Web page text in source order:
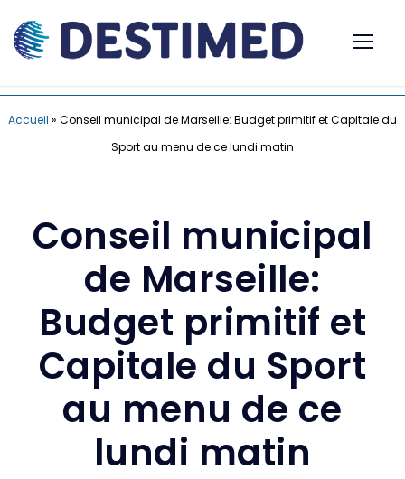
Accueil » Conseil municipal de Marseille: Budget primitif et Capitale du
Sport au menu de ce lundi matin
Conseil municipal
de Marseille:
Budget primitif et
Capitale du Sport
au menu de ce
lundi matin